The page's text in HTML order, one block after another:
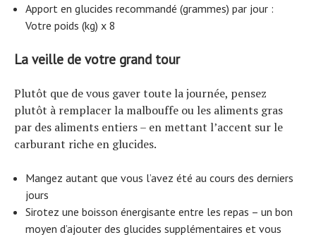
Apport en glucides recommandé (grammes) par jour :
Votre poids (kg) x 8
La veille de votre grand tour
Plutôt que de vous gaver toute la journée, pensez
plutôt à remplacer la malbouffe ou les aliments gras
par des aliments entiers – en mettant l’accent sur le
carburant riche en glucides.
Mangez autant que vous l’avez été au cours des derniers
jours
Sirotez une boisson énergisante entre les repas – un bon
moyen d’ajouter des glucides supplémentaires et vous